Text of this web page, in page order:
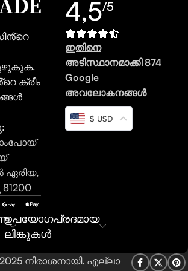
ക്രീം
ഏരിയ,
ഉപയോഗപ്രദമായ
ലിങ്കുകൾ
4,5/5
ഇതിനെ
അടിസ്ഥാനമാക്കി 874
Google
അവലോകനങ്ങൾ
$ USD
നിരാശനായി. എല്ലാ